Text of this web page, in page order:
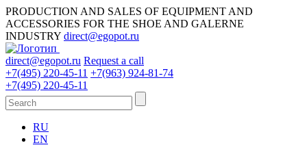
PRODUCTION AND SALES OF EQUIPMENT AND
ACCESSORIES FOR THE SHOE AND GALERNE
INDUSTRY direct@egopot.ru
direct@egopot.ru Request a call
+7(495) 220-45-11 +7(963) 924-81-74
+7(495) 220-45-11
RU
EN